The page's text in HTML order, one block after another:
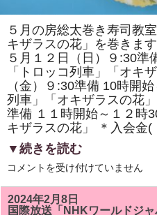
あ
り
ま
す。
は
５月の房総太巻き寿司教
キザラスの花」を巻きま
５月１２日（日）９:30準
「トロッコ列車」「オキ
（金）９:30準備 10時開
列車」「オキザラスの花
準備 １１時開始～１２時
キザラスの花」 ＊入会金(
▼続きを読む
5
の
房
総
コメントを受け付けていません
2024年2月8日
国際放送「NHKワールドジ